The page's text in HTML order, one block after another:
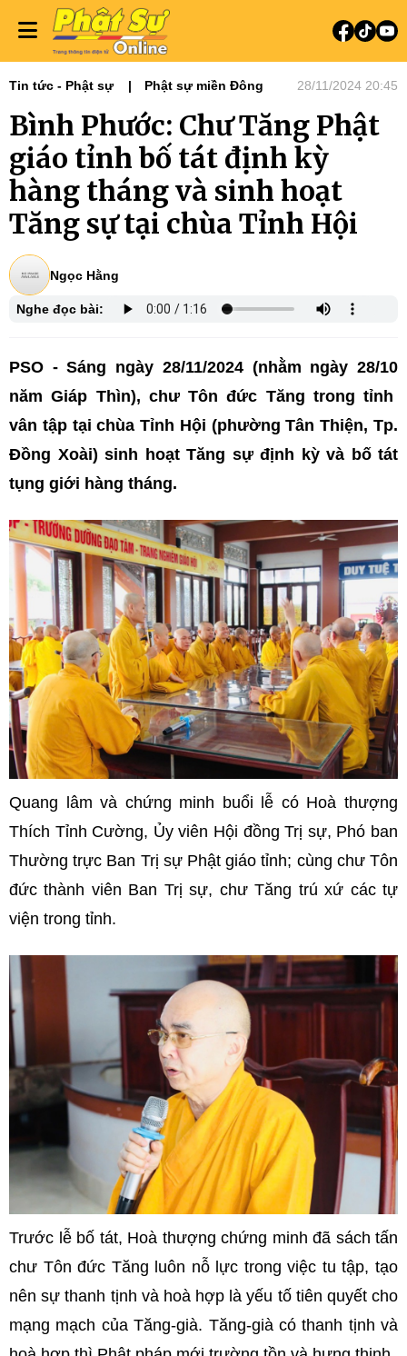
Tin tức - Phật sự Phật sự miền Đông 28/11/2024 20:45
Bình Phước: Chư Tăng Phật
giáo tỉnh bố tát định kỳ
hàng tháng và sinh hoạt
Tăng sự tại chùa Tỉnh Hội
Ngọc Hằng
Nghe đọc bài:
PSO - Sáng ngày 28/11/2024 (nhằm ngày 28/10
năm Giáp Thìn), chư Tôn đức Tăng trong tỉnh
vân tập tại chùa Tỉnh Hội (phường Tân Thiện, Tp.
Đồng Xoài) sinh hoạt Tăng sự định kỳ và bố tát
tụng giới hàng tháng.
Quang lâm và chứng minh buổi lễ có Hoà thượng
Thích Tỉnh Cường, Ủy viên Hội đồng Trị sự, Phó ban
Thường trực Ban Trị sự Phật giáo tỉnh; cùng chư Tôn
đức thành viên Ban Trị sự, chư Tăng trú xứ các tự
viện trong tỉnh.
Trước lễ bố tát, Hoà thượng chứng minh đã sách tấn
chư Tôn đức Tăng luôn nỗ lực trong việc tu tập, tạo
nên sự thanh tịnh và hoà hợp là yếu tố tiên quyết cho
mạng mạch của Tăng-già. Tăng-già có thanh tịnh và